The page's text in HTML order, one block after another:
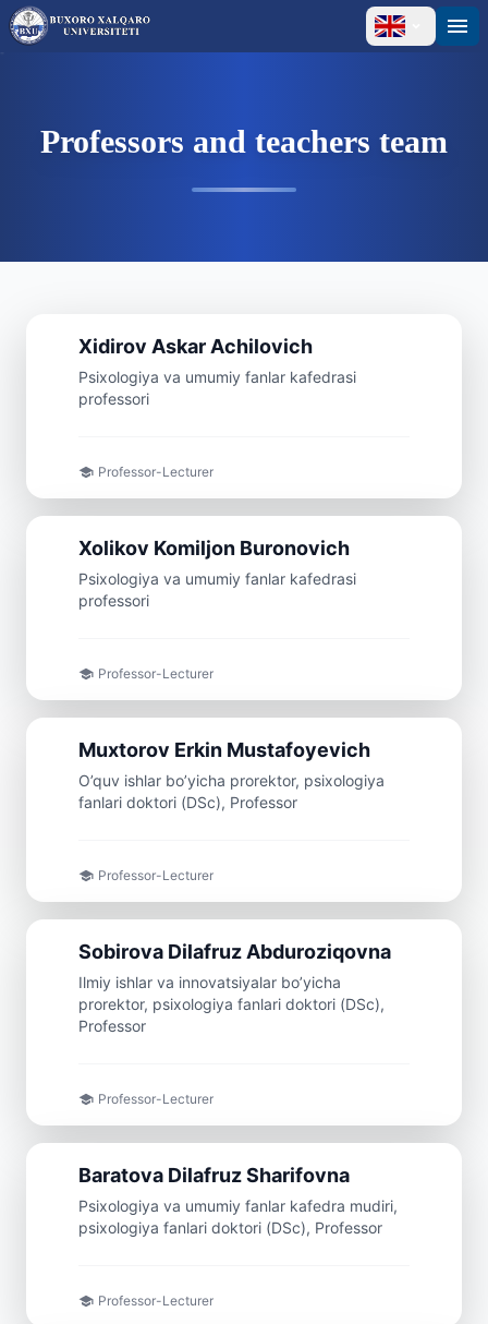
Professors and teachers team
Xidirov Askar Achilovich
Psixologiya va umumiy fanlar kafedrasi
professori
Professor-Lecturer
Xolikov Komiljon Buronovich
Psixologiya va umumiy fanlar kafedrasi
professori
Professor-Lecturer
Professor
Muxtorov Erkin Mustafoyevich
O’quv ishlar bo’yicha prorektor, psixologiya
fanlari doktori (DSc), Professor
Professor-Lecturer
Professor
Sobirova Dilafruz Abduroziqovna
Ilmiy ishlar va innovatsiyalar bo’yicha
prorektor, psixologiya fanlari doktori (DSc),
Professor
Professor-Lecturer
Baratova DilafruzSharifovna
Psixologiya va umumiy fanlar kafedra mudiri,
psixologiya fanlari doktori (DSc), Professor
Professor-Lecturer